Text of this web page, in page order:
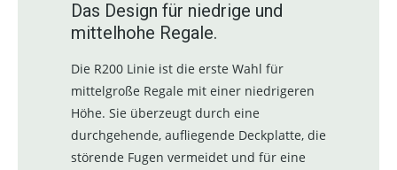
Das Design für niedrige und
mittelhohe Regale.
Die R200 Linie ist die erste Wahl für
mittelgroße Regale mit einer niedrigeren
Höhe. Sie überzeugt durch eine
durchgehende, aufliegende Deckplatte, die
störende Fugen vermeidet und für eine